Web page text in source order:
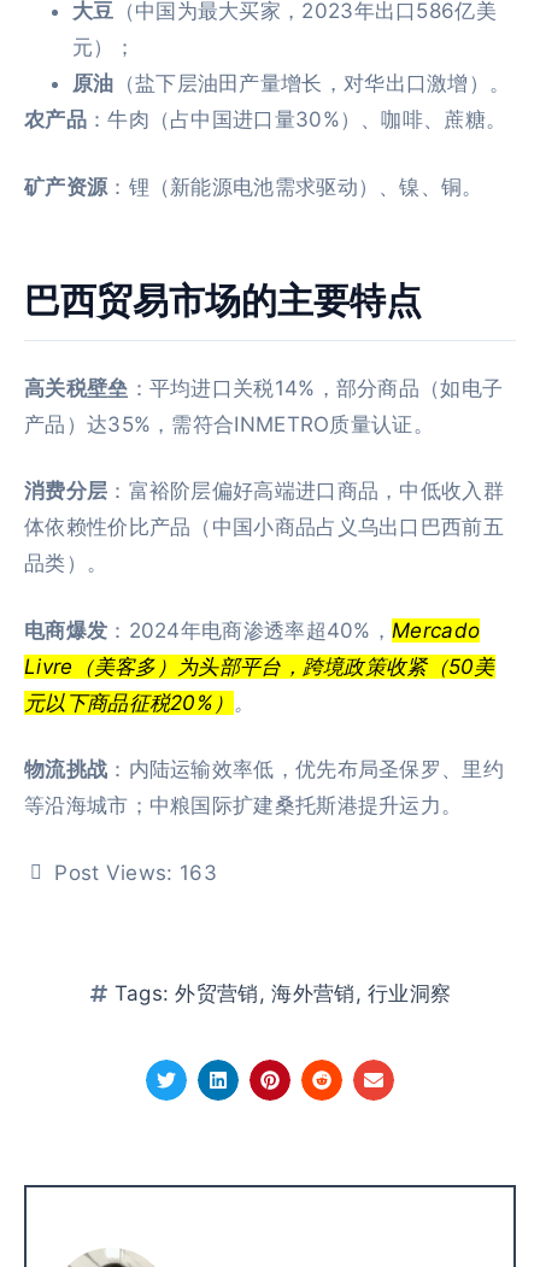
大豆 （中国为最大买家，2023年出口586亿美
元）；
原油 （盐下层油田产量增长，对华出口激增）。
农产品：牛肉（占中国进口量30%）、咖啡、蔗糖。
矿产资源 ：锂（新能源电池需求驱动）、镍、铜。
巴西贸易市场的主要特点
高关税壁垒 ：平均进口关税14%，部分商品（如电子
产品）达35%，需符合INMETRO质量认证。
消费分层 ：富裕阶层偏好高端进口商品，中低收入群
体依赖性价比产品（中国小商品占义乌出口巴西前五
品类）。
电商爆发 ：2024年电商渗透率超40%， Mercado
Livre（美客多）为头部平台，跨境政策收紧（50美
元以下商品征税20%） 。
物流挑战 ：内陆运输效率低，优先布局圣保罗、里约
等沿海城市；中粮国际扩建桑托斯港提升运力。
Post Views: 163
Tags:外贸营销 ,海外营销 ,行业洞察